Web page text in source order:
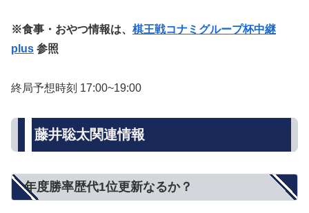
※食事・おやつ情報は、 棋王戦コナミグループ杯中継
plus 参照
終局予想時刻 17:00~19:00
藤井聡太関連情報
年度勝率歴代1位更新なるか？